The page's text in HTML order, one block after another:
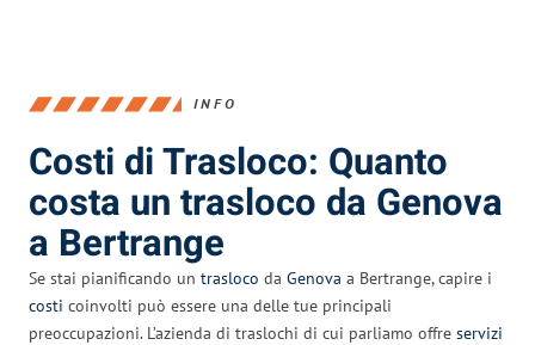
INFO
Costi di Trasloco: Quanto
costa un trasloco da Genova
a Bertrange
Se stai pianificando un trasloco da Genova a Bertrange, capire i
costi coinvolti può essere una delle tue principali
preoccupazioni. L’azienda di traslochi di cui parliamo offre servizi